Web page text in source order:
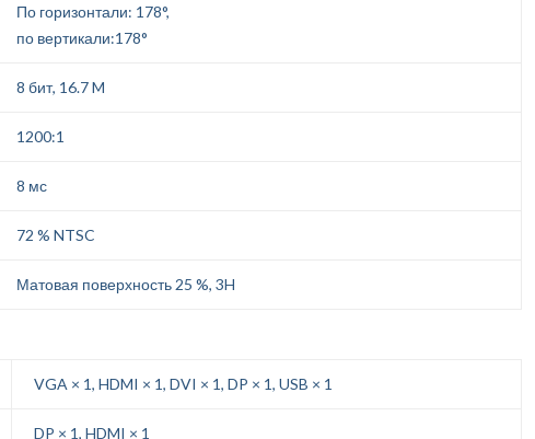
По горизонтали: 178°,
по вертикали:178°
8 бит, 16.7 M
1200:1
8 мс
72 % NTSC
Матовая поверхность 25 %, 3H
VGA × 1, HDMI × 1, DVI × 1, DP × 1, USB × 1
DP × 1, HDMI × 1